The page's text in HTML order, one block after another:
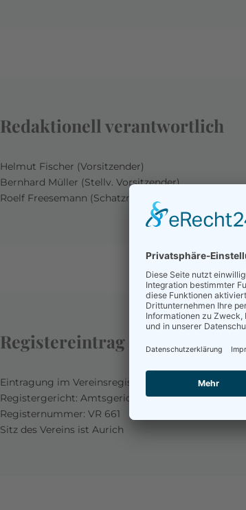
Redaktionell verantwortlich
Helmut Fischer (Vorsitzender)
Bernhard Müller (Stellv. Vorsitzender)
Roelf Freesemann (Schatzmeister)
Registereintrag
Eintragung im Vereinsregister
Registergericht: Amtsgericht Aurich
Registernummer: VR 661
Sitz des Vereins ist Aurich